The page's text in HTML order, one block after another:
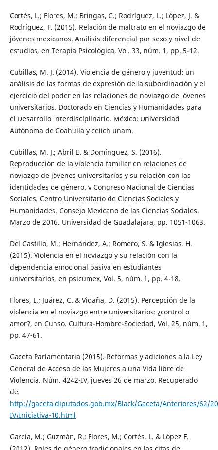
Cortés, L.; Flores, M.; Bringas, C.; Rodríguez, L.; López, J. &
Rodríguez, F. (2015). Relación de maltrato en el noviazgo de
jóvenes mexicanos. Análisis diferencial por sexo y nivel de
estudios, en Terapia Psicológica, Vol. 33, núm. 1, pp. 5-12.
Cubillas, M. J. (2014). Violencia de género y juventud: un
análisis de las formas de expresión de la subordinación y el
ejercicio del poder en las relaciones de noviazgo de jóvenes
universitarios. Doctorado en Ciencias y Humanidades para
el Desarrollo Interdisciplinario. México: Universidad
Autónoma de Coahuila y ceiich unam.
Cubillas, M. J.; Abril E. & Domínguez, S. (2016).
Reproducción de la violencia familiar en relaciones de
noviazgo de jóvenes universitarios y su relación con las
identidades de género. v Congreso Nacional de Ciencias
Sociales. Centro Universitario de Ciencias Sociales y
Humanidades. Consejo Mexicano de las Ciencias Sociales.
Marzo de 2016. Universidad de Guadalajara, pp. 1051-1063.
Del Castillo, M.; Hernández, A.; Romero, S. & Iglesias, H.
(2015). Violencia en el noviazgo y su relación con la
dependencia emocional pasiva en estudiantes
universitarios, en psicumex, Vol. 5, núm. 1, pp. 4-18.
Flores, L.; Juárez, C. & Vidaña, D. (2015). Percepción de la
violencia en el noviazgo entre universitarios: ¿control o
amor?, en Cuhso. Cultura-Hombre-Sociedad, Vol. 25, núm. 1,
pp. 47-61.
Gaceta Parlamentaria (2015). Reformas y adiciones a la Ley
General de Acceso de las Mujeres a una Vida libre de
Violencia. Núm. 4242-IV, jueves 26 de marzo. Recuperado
de:
http://gaceta.diputados.gob.mx/Black/Gaceta/Anteriores/62/
IV/Iniciativa-10.html
García, M.; Guzmán, R.; Flores, M.; Cortés, L. & López F.